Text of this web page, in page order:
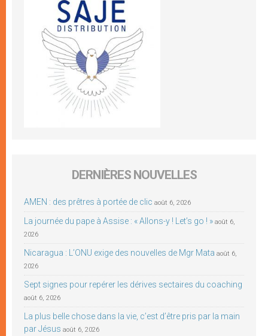
DERNIÈRES NOUVELLES
AMEN : des prêtres à portée de clic août 6, 2026
La journée du pape à Assise : « Allons-y ! Let’s go ! » août 6,
2026
Nicaragua : L’ONU exige des nouvelles de Mgr Mata août 6,
2026
Sept signes pour repérer les dérives sectaires du coaching
août 6, 2026
La plus belle chose dans la vie, c’est d’être pris par la main
par Jésus août 6, 2026